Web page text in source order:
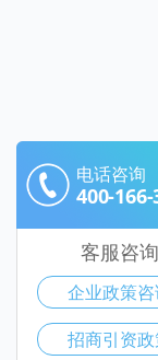
电话咨询
400-
客服咨询
企业政策咨
招商引资